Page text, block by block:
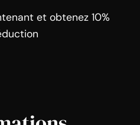
et obtenez 10%